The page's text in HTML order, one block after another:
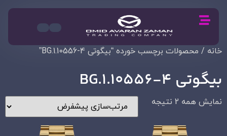
خانه / محصولات برچسب خورده “بیگوتی BG.1.10556-4”
بیگوتی BG.1.10556-4
نمایش همه 2 نتیجه